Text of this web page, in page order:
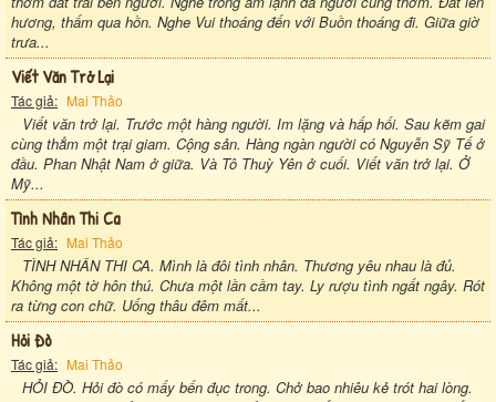
hương, thấm qua hồn. Nghe Vui thoáng đến với Buồn thoáng đi. Giữa giờ
trưa...
Viết Văn Trở Lại
Tác giả: Mai Thảo
Viết văn trở lại. Trước một hàng người. Im lặng và hấp hối. Sau kẽm gai
cùng thẳm một trại giam. Cộng sản. Hàng ngàn người có Nguyễn Sỹ Tế ở
đầu. Phan Nhật Nam ở giữa. Và Tô Thuỳ Yên ở cuối. Viết văn trở lại. Ở
Mỹ...
Tình Nhân Thi Ca
Tác giả: Mai Thảo
TÌNH NHÂN THI CA. Mình là đôi tình nhân. Thương yêu nhau là đủ.
Không một tờ hôn thú. Chưa một lần cầm tay. Ly rượu tình ngất ngây. Rót
ra từng con chữ. Uống thâu đêm mất...
Hỏi Đò
Tác giả: Mai Thảo
HỎI ĐÒ. Hỏi đò có mấy bến đục trong. Chở bao nhiêu kẻ trót hai lòng.